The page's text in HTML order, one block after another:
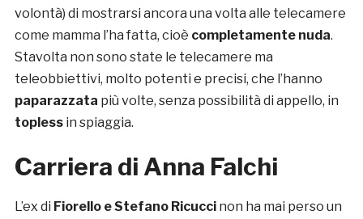
volontà) di mostrarsi ancora una volta alle telecamere
come mamma l’ha fatta, cioè completamente nuda.
Stavolta non sono state le telecamere ma
teleobbiettivi, molto potenti e precisi, che l’hanno
paparazzata più volte, senza possibilità di appello, in
toplessin spiaggia.
Carriera di Anna Falchi
L’ex di Fiorello e Stefano Ricuccinon ha mai perso un